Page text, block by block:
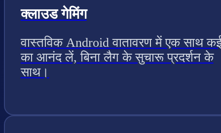
क्लाउड गेमिंग
वास्तविक Android वातावरण में एक साथ
का आनंद लें, बिना लैग के सुचारू प्रदर्शन के
साथ।